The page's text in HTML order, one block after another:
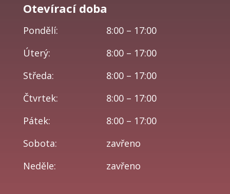
Otevírací doba
Pondělí:
8:00 – 17:00
Úterý:
8:00 – 17:00
Středa:
8:00 – 17:00
Čtvrtek:
8:00 – 17:00
Pátek:
8:00 – 17:00
Sobota:
zavřeno
Neděle:
zavřeno